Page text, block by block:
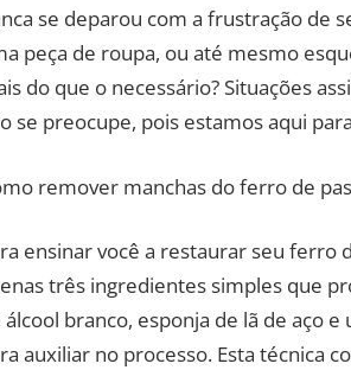
se deparou com a frustração de
peça de roupa, ou até mesmo
do que o necessário? Situações
se preocupe, pois estamos aqui
remover manchas do ferro de
ensinar você a restaurar seu ferro
três ingredientes simples que
álcool branco, esponja de lã de aço
auxiliar no processo. Esta técnica